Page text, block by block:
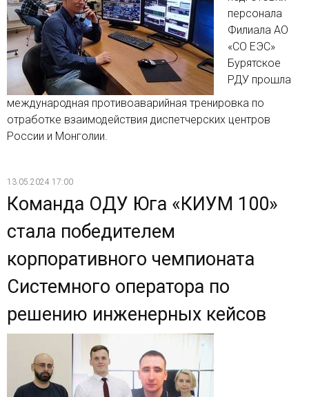
персонала
Филиала АО
«СО ЕЭС»
Бурятское
РДУ прошла
международная противоаварийная тренировка по
отработке взаимодействия диспетчерских центров
России и Монголии.
13.05.2024 17:00
Команда ОДУ Юга «КИУМ 100»
стала победителем
корпоративного чемпионата
Системного оператора по
решению инженерных кейсов